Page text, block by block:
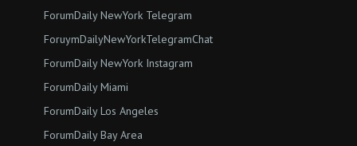
ForumDaily NewYork Telegram
ForuymDailyNewYorkTelegramChat
ForumDaily NewYork Instagram
ForumDaily Miami
ForumDaily Los Angeles
ForumDaily Bay Area